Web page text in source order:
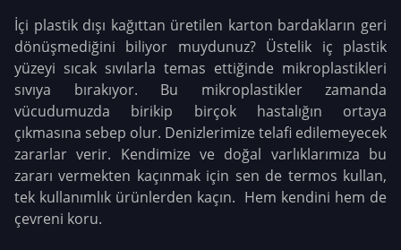
İçi plastik dışı kağıttan üretilen karton bardakların geri
dönüşmediğini biliyor muydunuz? Üstelik iç plastik
yüzeyi sıcak sıvılarla temas ettiğinde mikroplastikleri
sıvıya bırakıyor. Bu mikroplastikler zamanda
vücudumuzda birikip birçok hastalığın ortaya
çıkmasına sebep olur. Denizlerimize telafi edilemeyecek
zararlar verir. Kendimize ve doğal varlıklarımıza bu
zararı vermekten kaçınmak için sen de termos kullan,
tek kullanımlık ürünlerden kaçın. Hem kendini hem de
çevreni koru.